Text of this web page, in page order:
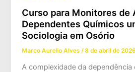
Curso para Monitores de
Dependentes Químicos
Sociologia em Osório
Marco Aurelio Alves/8 de abril de 2026
A complexidade da dependência